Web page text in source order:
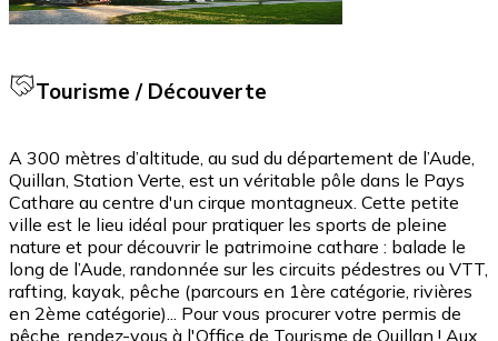
Tourisme / Découverte
A 300 mètres d’altitude, au sud du département de l’Aude,
Quillan, Station Verte, est un véritable pôle dans le Pays
Cathare au centre d'un cirque montagneux. Cette petite
ville est le lieu idéal pour pratiquer les sports de pleine
nature et pour découvrir le patrimoine cathare : balade le
long de l’Aude, randonnée sur les circuits pédestres ou VTT,
rafting, kayak, pêche (parcours en 1ère catégorie, rivières
en 2ème catégorie)... Pour vous procurer votre permis de
pêche, rendez-vous à l'Office de Tourisme de Quillan ! Aux